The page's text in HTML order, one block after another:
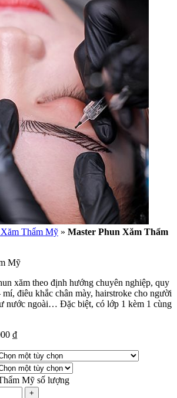
Thẩm Mỹ » Master Phun Xăm Thẩm
Mỹ
xăm theo định hướng chuyên nghiệp, quy
điêu khắc chân mày, hairstroke cho người
nước ngoài… Đặc biệt, có lớp 1 kèm 1 cùng
₫
Mỹ số lượng